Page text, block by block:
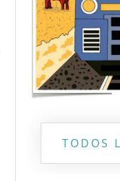
TODOS